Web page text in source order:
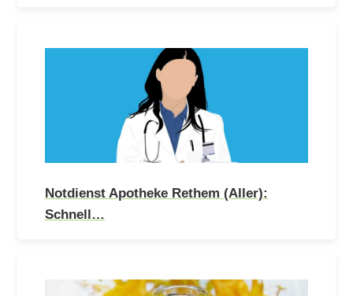
Notdienst Apotheke Rethem (Aller):
Schnell…